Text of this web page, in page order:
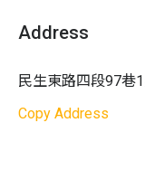
玉米⋯🤩
愛的衣服用髒哦
8. 活動中喵學
我們以【 五感 】為
透過五感探索幫助
希望每位來到【 喵
Address
民生東路四段97巷
Copy Address